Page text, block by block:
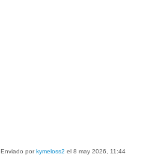
Enviado porkymeloss2 el 8 may 2026, 11:44